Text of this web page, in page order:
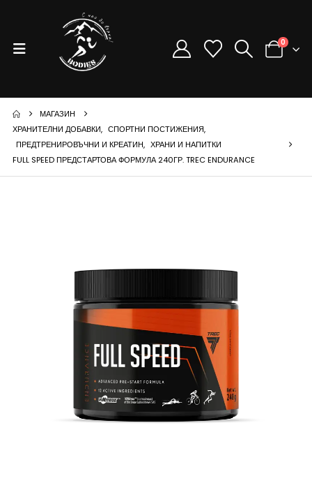
0
МАГАЗИН
ХРАНИТЕЛНИ ДОБАВКИ, СПОРТНИ ПОСТИЖЕНИЯ,
ПРЕДТРЕНИРОВЪЧНИ И КРЕАТИН, ХРАНИ И НАПИТКИ
FULL SPEED ПРЕДСТАРТОВА ФОРМУЛА 240ГР. TREC ENDURANCE